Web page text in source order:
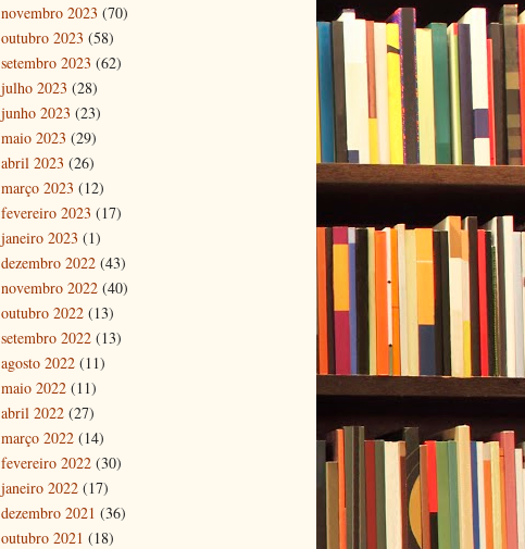
novembro 2023 (70)
outubro 2023 (58)
setembro 2023 (62)
julho 2023 (28)
junho 2023 (23)
maio 2023 (29)
abril 2023 (26)
março 2023 (12)
fevereiro 2023 (17)
janeiro 2023 (1)
dezembro 2022 (43)
novembro 2022 (40)
outubro 2022 (13)
setembro 2022 (13)
agosto 2022 (11)
maio 2022 (11)
abril 2022 (27)
março 2022 (14)
fevereiro 2022 (30)
janeiro 2022 (17)
dezembro 2021 (36)
outubro 2021 (18)